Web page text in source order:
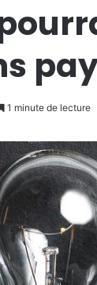
1 minute de lecture